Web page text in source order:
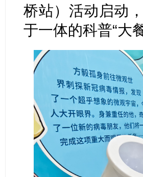
桥站）活动启动
于一体的科普“大餐